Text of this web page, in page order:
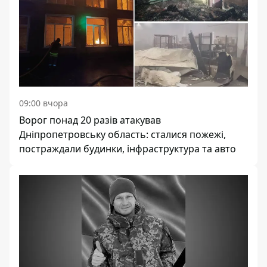
09:00 вчора
Ворог понад 20 разів атакував
Дніпропетровську область: сталися пожежі,
постраждали будинки, інфраструктура та авто